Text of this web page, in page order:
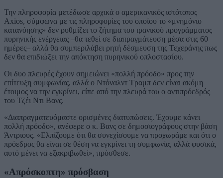
Την πληροφορία μετέδωσε αρχικά ο αμερικανικός ιστότοπος
Axios, σύμφωνα με τις πληροφορίες του οποίου το «μνημόνιο
κατανόησης» δεν ρυθμίζει το ζήτημα του ιρανικού προγράμματος
πυρηνικής ενέργειας –θα τεθεί σε διαπραγμάτευση μέσα στις 60
ημέρες– αλλά θα συμπεριλάβει ρητή δέσμευση της Τεχεράνης πως
δεν θα επιδιώξει την απόκτηση πυρηνικού οπλοστασίου.
Οι δυο πλευρές έχουν σημειώνει «πολλή πρόοδο» προς την
επίτευξη συμφωνίας, αλλά ο Ντόναλντ Τραμπ δεν είναι ακόμη
έτοιμος να την εγκρίνει, είπε από την πλευρά του ο αντιπρόεδρός
του Τζέι Ντι Βανς.
«Διαπραγματευόμαστε ορισμένες διατυπώσεις. Έχουμε κάνει
πολλή πρόοδο», ανέφερε ο κ. Βανς σε δημοσιογράφους στην βάση
Άντριους. «Ελπίζουμε ότι θα συνεχίσουμε να προχωράμε και ότι ο
πρόεδρος θα είναι σε θέση να εγκρίνει τη συμφωνία, αλλά φυσικά,
αυτό μένει να εξακριβωθεί», πρόσθεσε.
«Απρόσκοπτη» πρόσβαση